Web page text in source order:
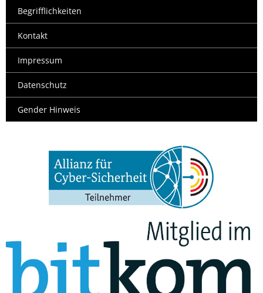
Begrifflichkeiten
Kontakt
Impressum
Datenschutz
Gender Hinweis